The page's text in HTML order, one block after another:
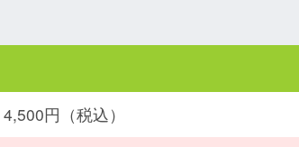
4,500円（税込）